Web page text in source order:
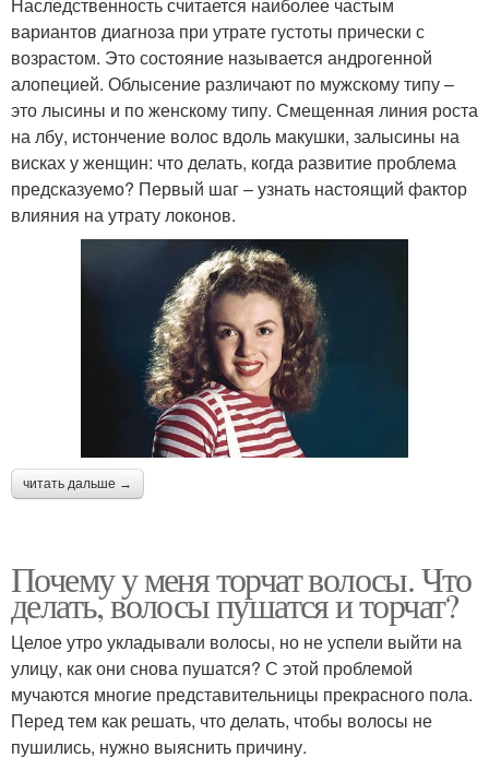
Наследственность считается наиболее частым
вариантов диагноза при утрате густоты прически с
возрастом. Это состояние называется андрогенной
алопецией. Облысение различают по мужскому типу –
это лысины и по женскому типу. Смещенная линия роста
на лбу, истончение волос вдоль макушки, залысины на
висках у женщин: что делать, когда развитие проблема
предсказуемо? Первый шаг – узнать настоящий фактор
влияния на утрату локонов.
читать дальше →
Почему у меня торчат волосы. Что
делать, волосы пушатся и торчат?
Целое утро укладывали волосы, но не успели выйти на
улицу, как они снова пушатся? С этой проблемой
мучаются многие представительницы прекрасного пола.
Перед тем как решать, что делать, чтобы волосы не
пушились, нужно выяснить причину.